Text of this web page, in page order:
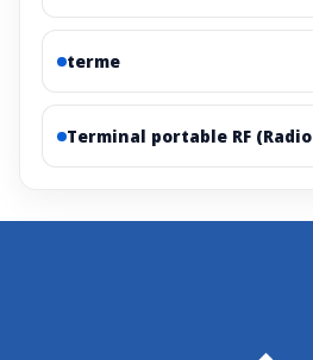
terme
Terminal portable RF